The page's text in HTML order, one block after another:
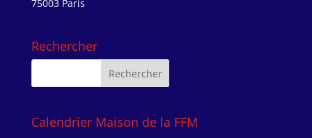
75003 Paris
Rechercher
Calendrier Maison de la FFM